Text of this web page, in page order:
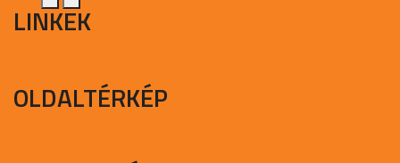
LINKEK
OLDALTÉRKÉP